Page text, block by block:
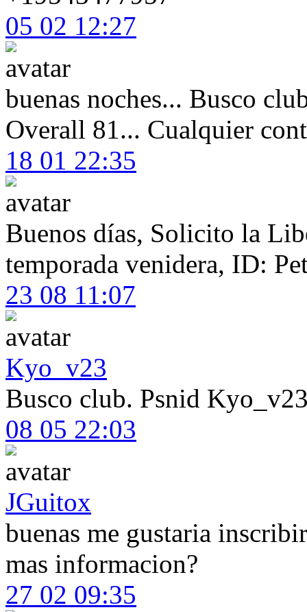
05 02 12:27
buenas noches... Busco
Overall 81... Cualquier
18 01 22:35
Buenos días, Solicito la
temporada venidera, ID:
23 08 11:07
Kyo_v23
Busco club. Psnid
08 05 22:03
JGuitox
buenas me gustaria
mas informacion?
27 02 09:35